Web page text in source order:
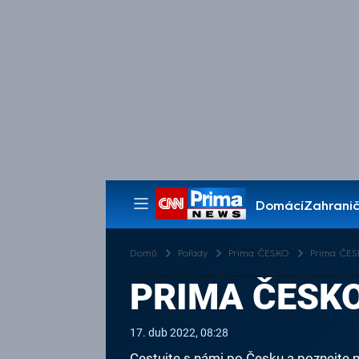
Domácí
Pořady
Domů Pořady Prima ČESKO Prima
PRIMA
17. dub 2022, 08:28